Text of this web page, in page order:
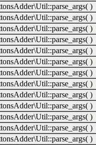
)
)
)
)
)
)
)
)
)
)
)
)
)